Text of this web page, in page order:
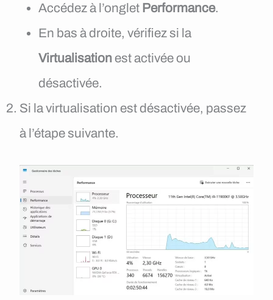
Accédez à l’onglet Performance.
En bas à droite, vérifiez si la
Virtualisation est activée ou
désactivée.
Si la virtualisation est désactivée, passez
à l’étape suivante.